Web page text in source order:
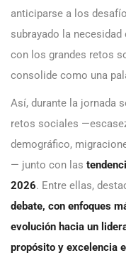
anticiparse a los
subrayado la
con los grandes retos
consolide como una
Así, durante la jornada
retos sociales
demográfico,
— junto con las
2026. Entre ellas,
debate, con enfoques
evolución hacia un
propósito y excelencia